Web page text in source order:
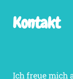
Kontakt
Ich freue mich